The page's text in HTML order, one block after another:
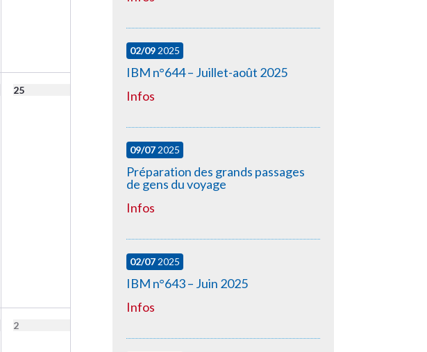
25
2
02/092025
IBM n°644 – Juillet-août 2025
Infos
09/072025
Préparation des grands passages
de gens du voyage
Infos
02/072025
IBM n°643 – Juin 2025
Infos